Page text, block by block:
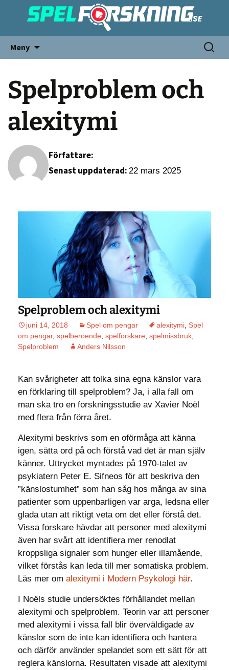
Meny
Spelproblem och
alexitymi
Författare:
Senast uppdaterad: 22 mars 2025
Spelproblem och alexitymi
juni 14, 2018 Spel om pengar alexitymi Spel
om pengar, spelberoende spelforskare spelmissbruk
Spelproblem
Anders Nilsson
Kan svårigheter att tolka sina egna känslor vara
en förklaring till spelproblem? Ja, i alla fall om
man ska tro en forskningsstudie av Xavier Noël
med flera från förra året.
Alexitymi beskrivs som en oförmåga att känna
igen, sätta ord på och förstå vad det är man själv
känner. Uttrycket myntades på 1970-talet av
psykiatern Peter E. Sifneos för att beskriva den
”känslostumhet” som han såg hos många av sina
patienter som uppenbarligen var arga, ledsna eller
glada utan att riktigt veta om det eller förstå det.
Vissa forskare hävdar att personer med alexitymi
även har svårt att identifiera mer renodlat
kroppsliga signaler som hunger eller illamående,
vilket förstås kan leda till mer somatiska problem.
Läs mer om alexitymi i Modern Psykologi här.
I Noëls studie undersöktes förhållandet mellan
alexitymi och spelproblem. Teorin var att personer
med alexitymi i vissa fall blir överväldigade av
känslor som de inte kan identifiera och hantera
och därför använder spelandet som ett sätt för att
reglera känslorna. Resultaten visade att alexitymi